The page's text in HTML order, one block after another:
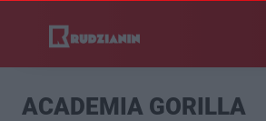
ACADEMIA GORILLA